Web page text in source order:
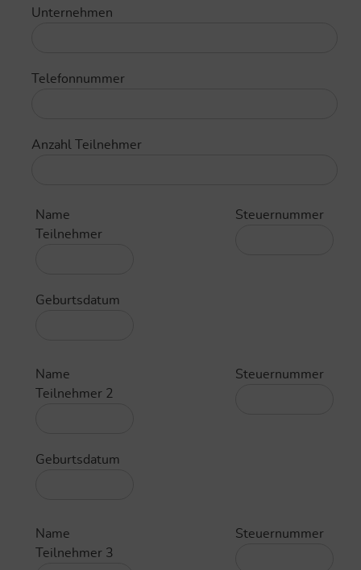
Unternehmen
Telefonnummer
Anzahl Teilnehmer
Name
Teilnehmer
Steuernummer
Geburtsdatum
Name
Teilnehmer 2
Steuernummer
Geburtsdatum
Name
Teilnehmer 3
Steuernummer